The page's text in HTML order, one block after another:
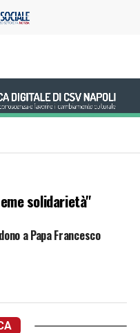
solidarietà"
a Papa Francesco